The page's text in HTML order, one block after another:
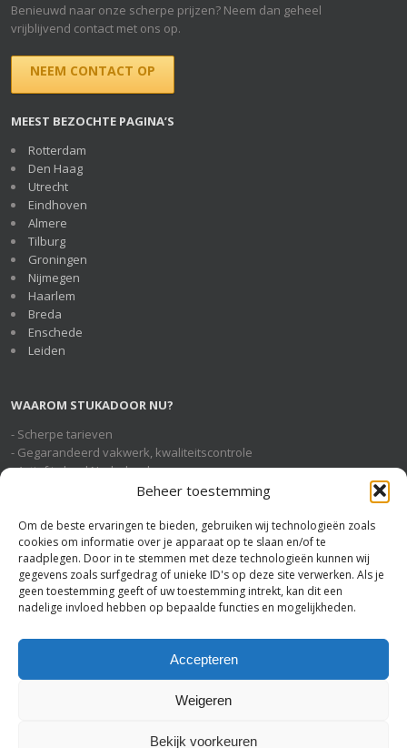
Beheer toestemming
Om de beste ervaringen te bieden, gebruiken wij technologieën zoals
cookies om informatie over je apparaat op te slaan en/of te
raadplegen. Door in te stemmen met deze technologieën kunnen wij
gegevens zoals surfgedrag of unieke ID's op deze site verwerken. Als je
geen toestemming geeft of uw toestemming intrekt, kan dit een
nadelige invloed hebben op bepaalde functies en mogelijkheden.
Accepteren
Weigeren
Bekijk voorkeuren
Benieuwd naar onze scherpe prijzen? Neem dan geheel
vrijblijvend contact met ons op.
NEEM CONTACT OP
MEEST BEZOCHTE PAGINA’S
Rotterdam
Den Haag
Utrecht
Eindhoven
Almere
Tilburg
Groningen
Nijmegen
Haarlem
Breda
Enschede
Leiden
WAAROM STUKADOOR NU?
- Scherpe tarieven
- Gegarandeerd vakwerk, kwaliteitscontrole
- Actief in heel Nederland
- Geheel gratis en vrijblijvende service
STUKADOOR NU OP SOCIAL MEDIA
U BENT HIER
Stukadoor Nu>Stukadoor Roermond